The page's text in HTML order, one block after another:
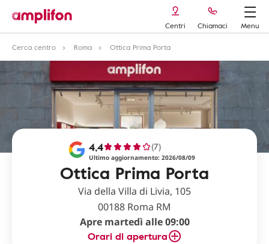
Centri Chiamaci
Menu
Cerca centro
Roma Ottica Prima Porta
Ottica Prima Porta
4,4 (7)
Ultimo aggiornamento: 2026/08/09
Via della Villa di Livia, 105
00188 Roma RM
Apre martedì alle 09:00
Orari di apertura